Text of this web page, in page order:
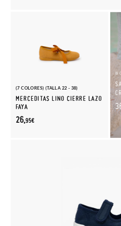
(7 COLORES) (TALLA 22 - 38)
MERCEDITAS LINO CIERRE LAZO
FAYA
26,95€
(6